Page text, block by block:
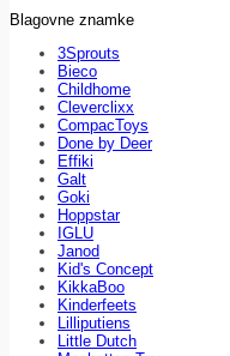
Blagovne znamke
3Sprouts
Bieco
Childhome
Cleverclixx
CompacToys
Done by Deer
Effiki
Galt
Goki
Hoppstar
IGLU
Janod
Kid's Concept
KikkaBoo
Kinderfeets
Lilliputiens
Little Dutch